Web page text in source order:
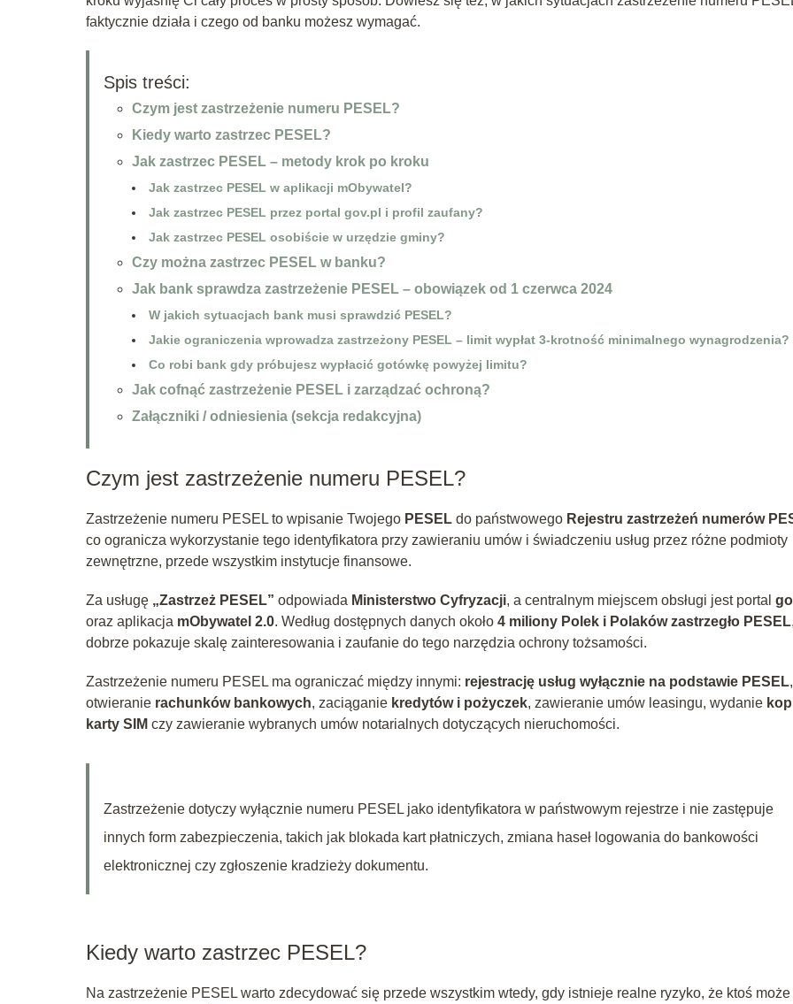
faktycznie działa i czego od banku możesz wymagać.
Spis treści:
Czym jest zastrzeżenie numeru PESEL?
Kiedy warto zastrzec PESEL?
Jak zastrzec PESEL – metody krok po kroku
Jak zastrzec PESEL w aplikacji mObywatel?
Jak zastrzec PESEL przez portal gov.pl i profil zaufany?
Jak zastrzec PESEL osobiście w urzędzie gminy?
Czy można zastrzec PESEL w banku?
Jak bank sprawdza zastrzeżenie PESEL – obowiązek od 1 czerwca 2024
W jakich sytuacjach bank musi sprawdzić PESEL?
Jakie ograniczenia wprowadza zastrzeżony PESEL – limit wypłat 3-krotność minimalnego wynagrodzenia?
Co robi bank gdy próbujesz wypłacić gotówkę powyżej limitu?
Jak cofnąć zastrzeżenie PESEL i zarządzać ochroną?
Załączniki / odniesienia (sekcja redakcyjna)
Czym jest zastrzeżenie numeru PESEL?
Zastrzeżenie numeru PESEL to wpisanie Twojego PESEL do państwowego Rejestru zastrzeżeń numerów
co ogranicza wykorzystanie tego identyfikatora przy zawieraniu umów i świadczeniu usług przez różne podmioty
zewnętrzne, przede wszystkim instytucje finansowe.
Za usługę „Zastrzeż PESEL” odpowiada Ministerstwo Cyfryzacji, a centralnym miejscem obsługi jest portal
oraz aplikacja mObywatel 2.0. Według dostępnych danych około 4 miliony Polek i Polaków zastrzegło PESEL
dobrze pokazuje skalę zainteresowania i zaufanie do tego narzędzia ochrony tożsamości.
Zastrzeżenie numeru PESEL ma ograniczać między innymi: rejestrację usług wyłącznie na podstawie PESEL,
otwieranie rachunków bankowych, zaciąganie kredytów i pożyczek, zawieranie umów leasingu, wydanie
karty SIM czy zawieranie wybranych umów notarialnych dotyczących nieruchomości.
Zastrzeżenie dotyczy wyłącznie numeru PESEL jako identyfikatora w państwowym rejestrze i nie zastępuje
innych form zabezpieczenia, takich jak blokada kart płatniczych, zmiana haseł logowania do bankowości
elektronicznej czy zgłoszenie kradzieży dokumentu.
Kiedy warto zastrzec PESEL?
Na zastrzeżenie PESEL warto zdecydować się przede wszystkim wtedy, gdy istnieje realne ryzyko, że ktoś